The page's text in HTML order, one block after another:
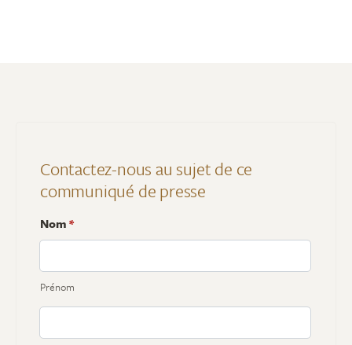
Contactez-nous au sujet de ce
communiqué de presse
Nom*
Prénom